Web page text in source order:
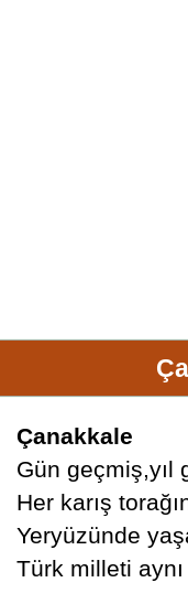
Çanakkale
Gün geçmiş,yıl
Her karış
Yeryüzünde
Türk milleti